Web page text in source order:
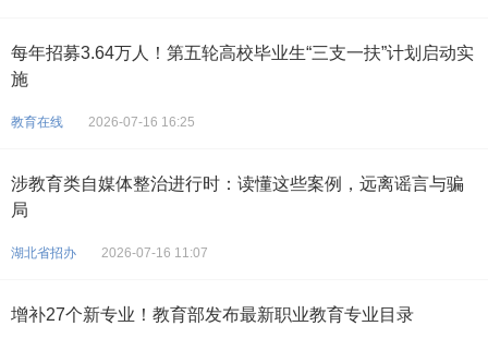
每年招募3.64万人！第五轮高校毕业生“三支一扶”计划启动实
施
教育在线 2026-07-16 16:25
涉教育类自媒体整治进行时：读懂这些案例，远离谣言与骗
局
湖北省招办 2026-07-16 11:07
增补27个新专业！教育部发布最新职业教育专业目录